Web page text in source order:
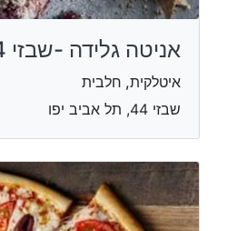
אניטה גלידה -שבזי 44, ת"א
איטלקית, חלבית
שבזי 44, תל אביב יפו